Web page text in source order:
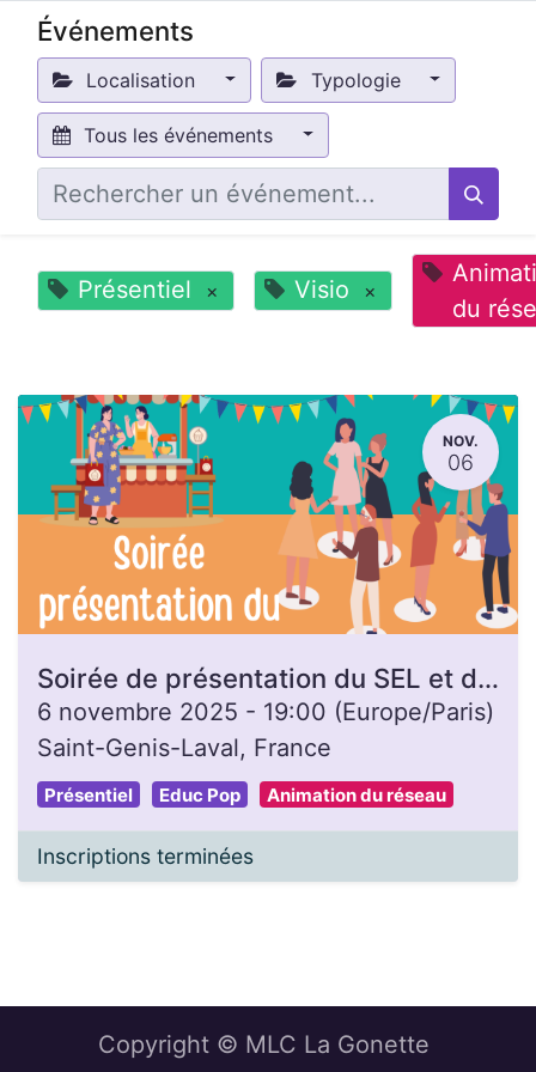
Événements
Localisation Typologie
Tous les événements
Présentiel × Visio ×
du
NOV.
06
Soirée de présentation du SEL et de la monnaie locale
6 novembre 2025 - 19:00 (Europe/Paris)
Saint-Genis-Laval, France
Présentiel Educ Pop Animation du réseau
Inscriptions terminées
Copyright © MLC La Gonette